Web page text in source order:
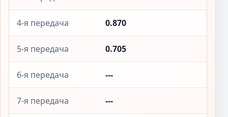
4-я передача 0.870
5-я передача 0.705
6-я передача ---
7-я передача ---